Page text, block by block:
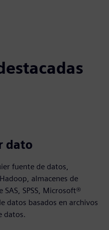
dato
fuente de datos,
almacenes de
SPSS, Microsoft®
datos basados en archivos
datos.